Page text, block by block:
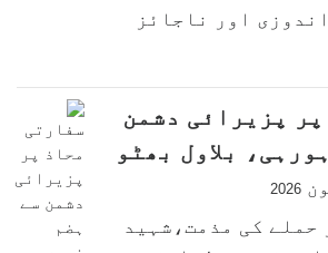
اور ناجائز
پزیرائی دشمن
بلاول بھٹو
2026
حملے کی مذمت،شہید